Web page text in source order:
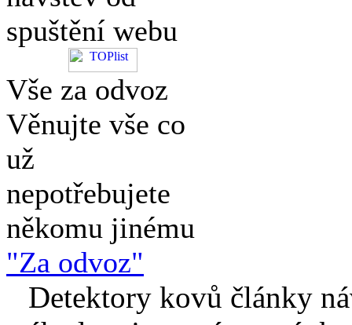
spuštění webu
Vše za odvoz
Věnujte vše co
už
nepotřebujete
někomu jinému
"Za odvoz"
Detektory kovů články